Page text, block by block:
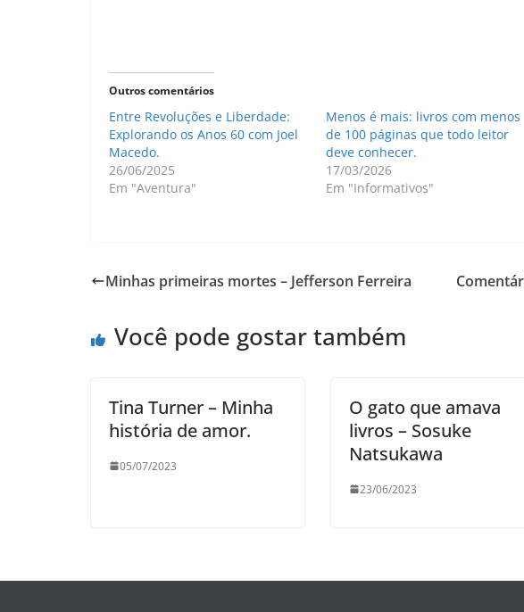
Outros comentários
Entre Revoluções e Liberdade:
Explorando os Anos 60 com Joel
Macedo.
26/06/2025
Em "Aventura"
Menos é mais: livros com menos
de 100 páginas que todo leitor
deve conhecer.
17/03/2026
Em "Informativos"
Minhas primeiras mortes – Jefferson Ferreira
Você pode gostar também
Tina Turner – Minha
história de amor.
05/07/2023
O gato que amava
livros – Sosuke
Natsukawa
23/06/2023